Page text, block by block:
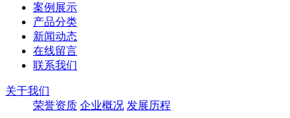
案例展示
产品分类
新闻动态
在线留言
联系我们
关于我们
荣誉资质 企业概况 发展历程